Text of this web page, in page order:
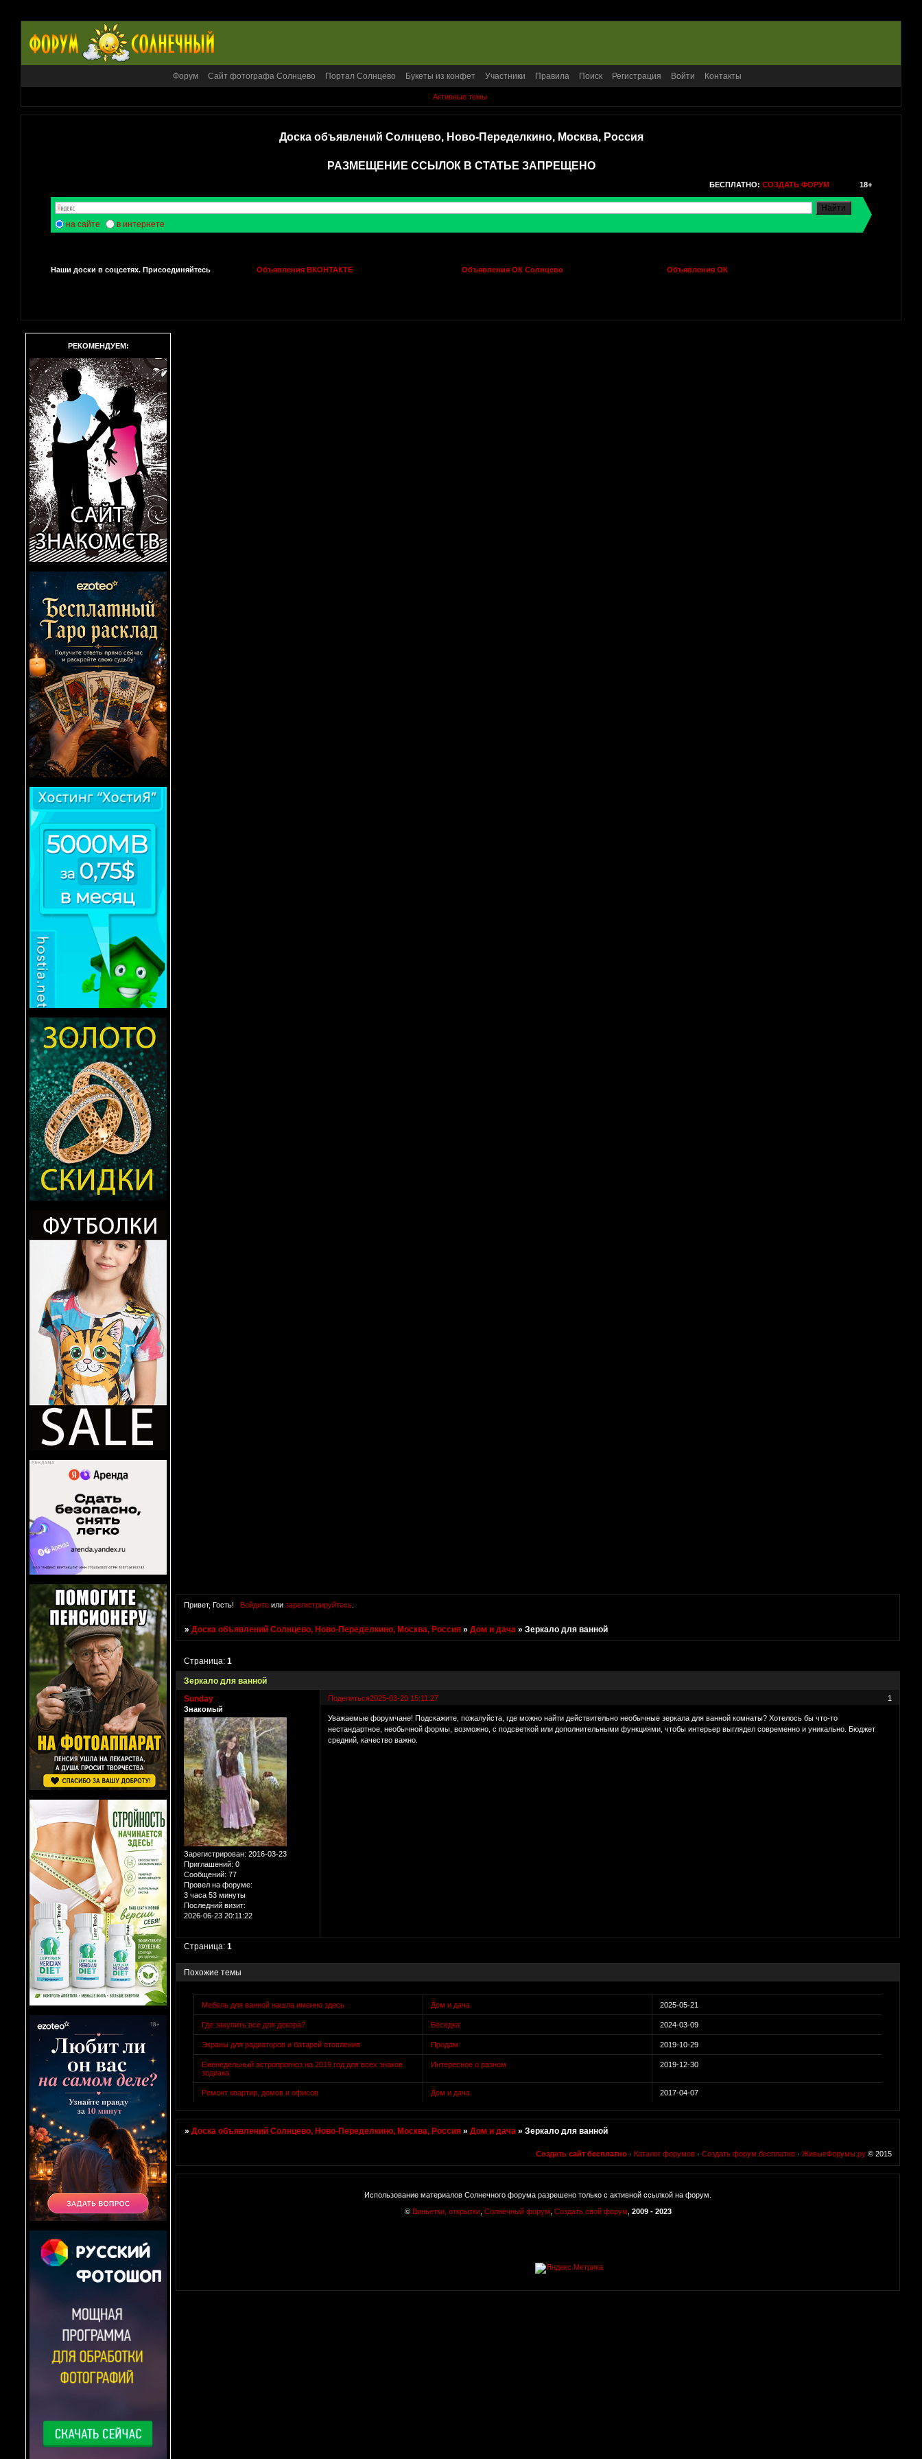
Форум Сайт фотографа Солнцево Портал Солнцево Букеты из конфет Участники Правила Поиск Регистрация Войти Контакты
Активные темы
Доска объявлений Солнцево, Ново-Переделкино, Москва, Россия
РАЗМЕЩЕНИЕ ССЫЛОК В СТАТЬЕ ЗАПРЕЩЕНО
БЕСПЛАТНО: СОЗДАТЬ ФОРУМ 18+
на сайте в интернете
Наши доски в соцсетях. Присоединяйтесь Объявления ВКОНТАКТЕ Объявления ОК Солнцево Объявления ОК
РЕКОМЕНДУЕМ:
Привет, Гость! Войдитеили зарегистрируйтесь.
»Доска объявлений Солнцево, Ново-Переделкино, Москва, Россия »Дом и дача »Зеркало для ванной
Зеркало для ванной
Страница:1
Поделиться 1
2025-03-20 15:11:27
Sunday
Знакомый
Зарегистрирован: 2016-03-23
Приглашений: 0
Сообщений: 77
Провел на форуме:
3 часа 53 минуты
Последний визит:
2026-06-23 20:11:22
Уважаемые форумчане! Подскажите, пожалуйста, где можно найти действительно необычные зеркала для ванной комнаты? Хотелось бы что-то
нестандартное, необычной формы, возможно, с подсветкой или дополнительными функциями, чтобы интерьер выглядел современно и уникально. Бюджет
средний, качество важно.
Страница:1
Похожие темы
Мебель для ванной нашла именно здесь Дом и дача 2025-05-21
Где закупить все для декора? Беседка 2024-03-09
Экраны для радиаторов и батарей отопления Продам 2019-10-29
Еженедельный астропрогноз на 2019 год для всех знаков
зодиака
Интересное о разном 2019-12-30
Ремонт квартир, домов и офисов Дом и дача 2017-04-07
»Доска объявлений Солнцево, Ново-Переделкино, Москва, Россия »Дом и дача »Зеркало для ванной
Создать сайт бесплатно · Каталог форумов · Создать форум бесплатно · ЖивыеФорумы.ру © 2015
Использование материалов Солнечного форума разрешено только с активной ссылкой на форум.
© Виньетки, открытки, Солнечный форум Создать свой форум 2009 - 2023